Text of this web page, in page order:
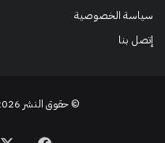
سياسة الخصوصية
إتصل بنا
© حقوق النشر 2026، جميع الحقوق محفوظة